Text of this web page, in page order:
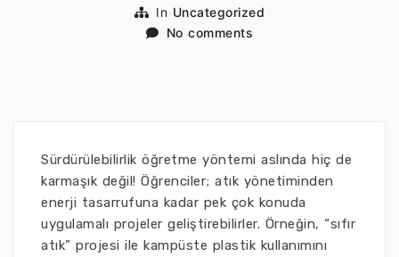
In Uncategorized
No comments
Sürdürülebilirlik öğretme yöntemi aslında hiç de
karmaşık değil! Öğrenciler; atık yönetiminden
enerji tasarrufuna kadar pek çok konuda
uygulamalı projeler geliştirebilirler. Örneğin, “sıfır
atık” projesi ile kampüste plastik kullanımını